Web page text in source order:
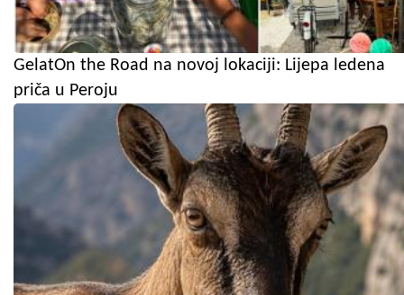
GelatOn the Road na novoj lokaciji: Lijepa ledena
priča u Peroju